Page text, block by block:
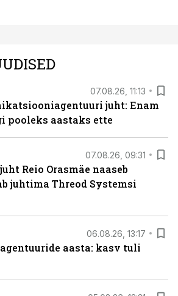
07.08.26, 11:13
juht: Enam
pooleks aastaks ette
07.08.26, 09:31
Reio Orasmäe naaseb
juhtima Threod Systemsi
06.08.26, 13:17
aasta: kasv tuli